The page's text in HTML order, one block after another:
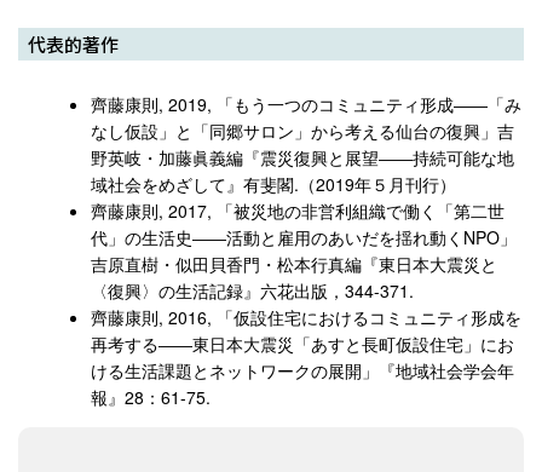
代表的著作
齊藤康則, 2019, 「もう一つのコミュニティ形成――「み
なし仮設」と「同郷サロン」から考える仙台の復興」吉
野英岐・加藤眞義編『震災復興と展望――持続可能な地
域社会をめざして』有斐閣.（2019年５月刊行）
齊藤康則, 2017, 「被災地の非営利組織で働く「第二世
代」の生活史――活動と雇用のあいだを揺れ動くNPO」
吉原直樹・似田貝香門・松本行真編『東日本大震災と
〈復興〉の生活記録』六花出版，344-371.
齊藤康則, 2016, 「仮設住宅におけるコミュニティ形成を
再考する――東日本大震災「あすと長町仮設住宅」にお
ける生活課題とネットワークの展開」『地域社会学会年
報』28：61-75.